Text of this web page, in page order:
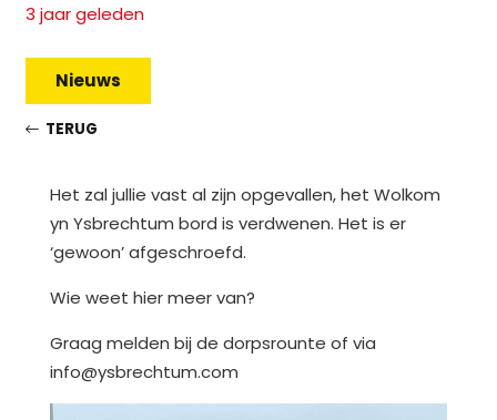
3 jaar geleden
Nieuws
TERUG
Het zal jullie vast al zijn opgevallen, het Wolkom
yn Ysbrechtum bord is verdwenen. Het is er
‘gewoon’ afgeschroefd.
Wie weet hier meer van?
Graag melden bij de dorpsrounte of via
info@ysbrechtum.com